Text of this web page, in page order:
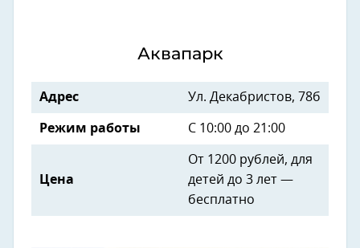
Аквапарк
Адрес Ул. Декабристов, 78б
Режим работы С 10:00 до 21:00
Цена
От 1200 рублей, для
детей до 3 лет —
бесплатно